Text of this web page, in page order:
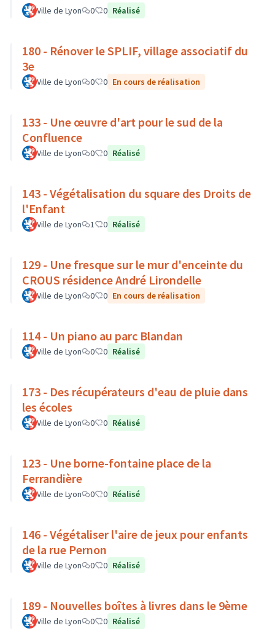
Ville de Lyon 0 0 Réalisé
180 - Rénover le SPLIF, village associatif du
3e
Ville de Lyon 0 0 En cours de réalisation
133 - Une œuvre d'art pour le sud de la
Confluence
Ville de Lyon 0 0 Réalisé
143 - Végétalisation du square des Droits de
l'Enfant
Ville de Lyon 1 0 Réalisé
129 - Une fresque sur le mur d'enceinte du
CROUS résidence André Lirondelle
Ville de Lyon 0 0 En cours de réalisation
114 - Un piano au parc Blandan
Ville de Lyon 0 0 Réalisé
173 - Des récupérateurs d'eau de pluie dans
les écoles
Ville de Lyon 0 0 Réalisé
123 - Une borne-fontaine place de la
Ferrandière
Ville de Lyon 0 0 Réalisé
146 - Végétaliser l'aire de jeux pour enfants
de la rue Pernon
Ville de Lyon 0 0 Réalisé
189 - Nouvelles boîtes à livres dans le 9ème
Ville de Lyon 0 0 Réalisé